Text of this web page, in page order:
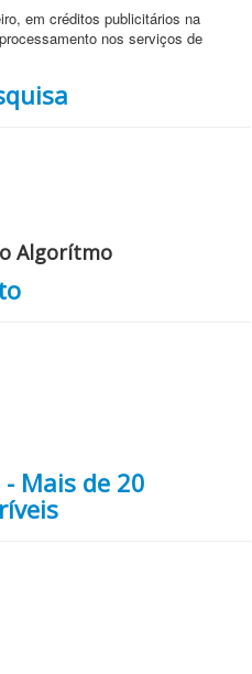
em créditos publicitários na
nos serviços de
Algorítmo
Mais de 20